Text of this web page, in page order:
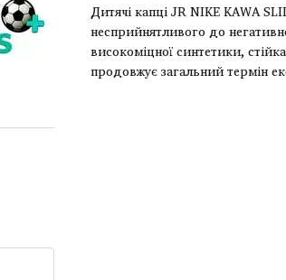
Дитячі капці JR NIKE KAWA
несприйнятливого до
високоміцної синтетики,
продовжує загальний термін